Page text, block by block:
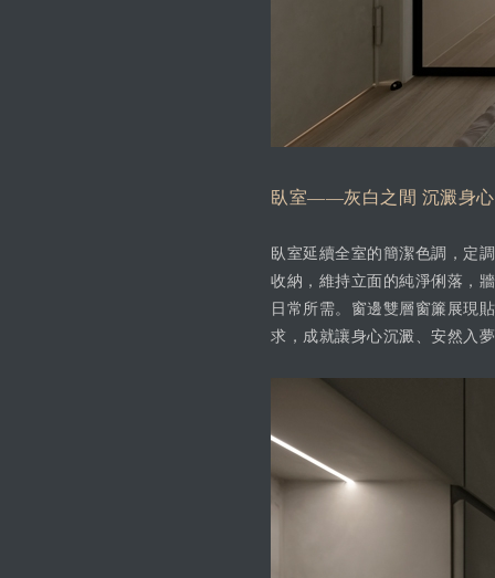
臥室——灰白之間 沉澱身
臥室延續全室的簡潔色調，定
收納，維持立面的純淨俐落，
日常所需。窗邊雙層窗簾展現
求，成就讓身心沉澱、安然入